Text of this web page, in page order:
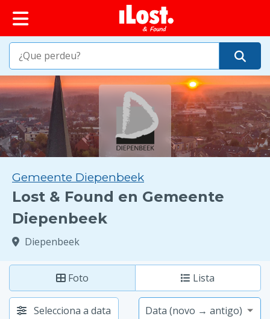
Gemeente Diepenbeek
Lost & Found en Gemeente
Diepenbeek
Diepenbeek
Foto Lista
Selecciona a data